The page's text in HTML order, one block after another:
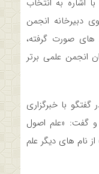
اشاره به انتخاب
دبیرخانه انجمن
صورت گرفته،
انجمن علمی برتر
با خبرگزاری
و گفت: «علم اصول
نام های دیگر علم